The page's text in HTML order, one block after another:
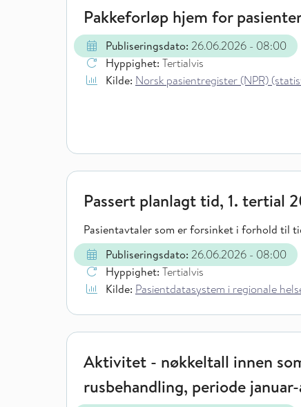
Pakkeforløp hjem for
Publiseringsdato: 26.06.2026 - 08:00
Hyppighet: Tertialvis
Kilde: Norsk pasientregister (NPR)
Passert planlagt tid, 1. tertial
Pasientavtaler som er forsinket i forhold til
Publiseringsdato: 26.06.2026 - 08:00
Hyppighet: Tertialvis
Kilde: Pasientdatasystem i regionale
Aktivitet - nøkkeltall innen
rusbehandling, periode